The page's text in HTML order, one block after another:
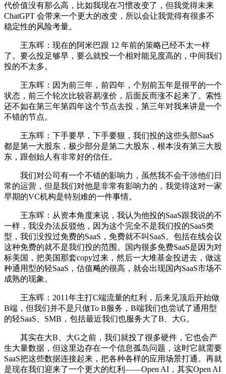
代价值没有那么高，比如我现在习惯改变了，但我觉得未来
ChatGPT 会带来一个更大的改变，所以会让我觉得有很多不
稳定性的风险考量。
王东晖：现在的阿米巴跟 12 年前的策略已经不太一样
了。要么投足够早，要么就投一个相对能见度高的，中间我们
投的不太多。
王东晖：因为前三年，前四年，个别前五年是很平的一个
状态，前三个轮次比较容易涨价，后面反而涨不起来了。索性
还不如在第三年第四年这个节点去投，第三年对我来讲是一个
不错的节点。
王东晖：下手要早，下手要狠，我们投的这些头部SaaS
都是第一大股东，极少部分是第二大股东，根本没有第三大股
东，跟创始人有非常好的信任。
我们对公司有一个不错的影响力，虽然我不会干涉他们日
常的运营，但是我们对他是非常有影响力的，我觉得这对一家
早期的VC机构是特别难的一件事情。
王东晖：从资本角度来说，我认为他投的SaaS跟我说的不
一样，我没办法反驳他，因为这个完全不是我们投的SaaS类
型，我们没投过免费的SaaS，免费就不叫SaaS。包括在线会议
这种免费的就不是我们投的范围。国内很多免费SaaS是因为对
标美国，把美国那套copy过来，然后一大堆基金投进去，做这
种通用型的轻SaaS，估值飚的很高，就会出现国内SaaS市场不
成熟的现象。
王东晖：2011年主打C端流量的红利，后来见顶后开始做
B端，但我们并不是只做To B服务，B端我们也尝试了通用型
的轻SaaS、SMB，包括最近我们也服务大了B、大G。
其实在大B、大G之前，我们就投了很多硬件，它也会产
生大量数据，但这里边存在一个信息孤岛问题，这时它就需要
SaaS把这些数据连接起来，把各种各样的应用场景打通。再就
是现在我们迎来了一个更大的红利——Open AI，其实Open AI